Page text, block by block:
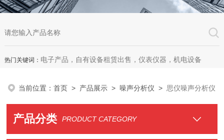
热门关键词： 电子产品，自有设备租赁出售，仪表仪器，机电设备
当前位置：首页 > 产品展示 > 噪声分析仪 > 思仪噪声分析仪
产品分类 PRODUCT CATEGORY